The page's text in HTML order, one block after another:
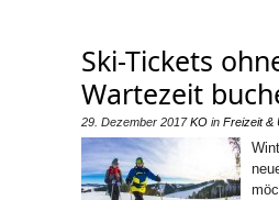
Ski-Tickets
Wartezeit
29. Dezember 2017 KO in Freizeit &